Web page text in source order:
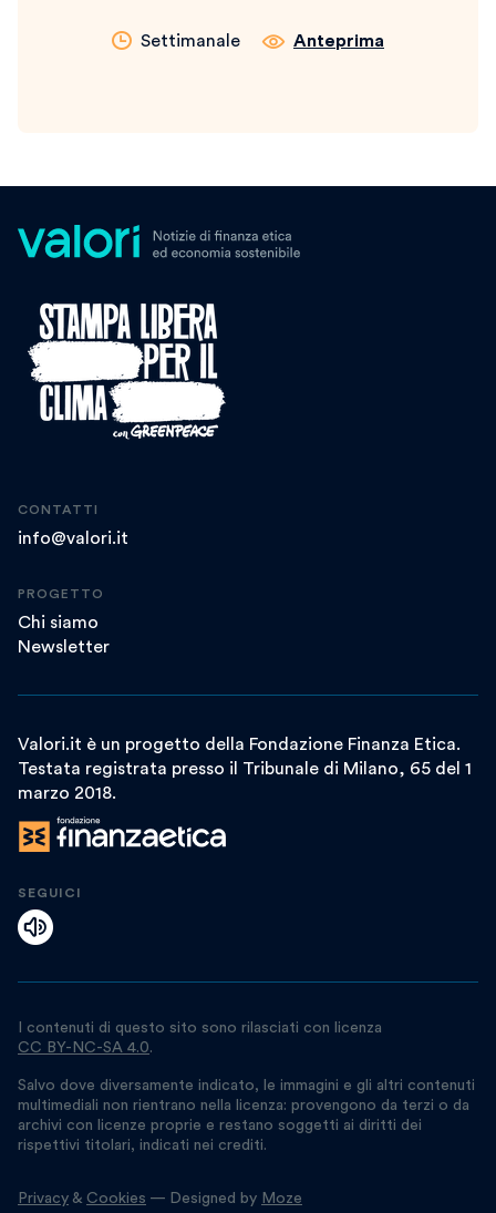
Settimanale Anteprima
CONTATTI
info@valori.it
PROGETTO
Chi siamo
Newsletter
Valori.it è un progetto della Fondazione Finanza Etica.
Testata registrata presso il Tribunale di Milano, 65 del 1
marzo 2018.
SEGUICI
I contenuti di questo sito sono rilasciati con licenza
CC BY-NC-SA 4.0.
Salvo dove diversamente indicato, le immagini e gli altri contenuti
multimediali non rientrano nella licenza: provengono da terzi o da
archivi con licenze proprie e restano soggetti ai diritti dei
rispettivi titolari, indicati nei crediti.
Privacy & Cookies — Designed by Moze